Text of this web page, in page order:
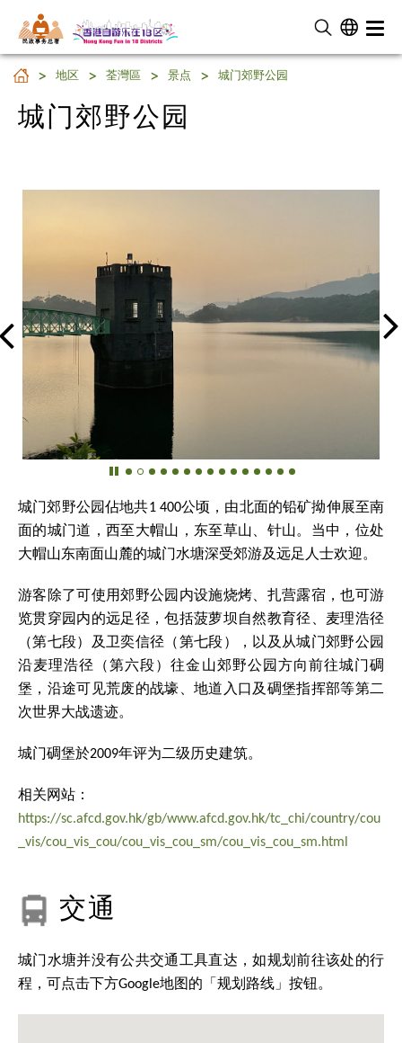
民 政 事 务 总 署
城门郊野公园
地区 荃灣區 景点 城门郊野公园
城门郊野公园
城门郊野公园佔地共1 400公顷，由北面的铅矿拗伸展至南
面的城门道，西至大帽山，东至草山、针山。当中，位处
大帽山东南面山麓的城门水塘深受郊游及远足人士欢迎。
游客除了可使用郊野公园内设施烧烤、扎营露宿，也可游
览贯穿园内的远足径，包括菠萝坝自然教育径、麦理浩径
（第七段）及卫奕信径（第七段），以及从城门郊野公园
沿麦理浩径（第六段）往金山郊野公园方向前往城门碉
堡，沿途可见荒废的战壕、地道入口及碉堡指挥部等第二
次世界大战遗迹。
城门碉堡於2009年评为二级历史建筑。
相关网站：
https://sc.afcd.gov.hk/gb/www.afcd.gov.hk/tc_chi/country/cou
_vis/cou_vis_cou/cou_vis_cou_sm/cou_vis_cou_sm.html
交通
城门水塘并没有公共交通工具直达，如规划前往该处的行
程，可点击下方Google地图的「规划路线」按钮。